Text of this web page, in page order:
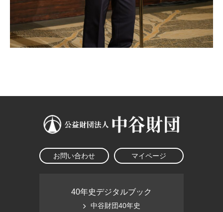
お問い合わせ マイページ
40年史デジタルブック
中谷財団40年史